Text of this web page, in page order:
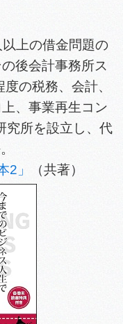
上の借金問題の
後会計事務所ス
の税務、会計、
、事業再生コン
究所を設立し、代
2」 （共著）